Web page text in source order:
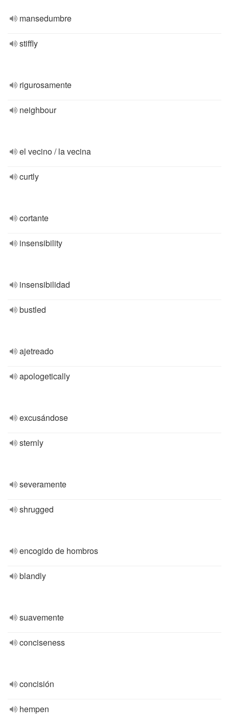
mansedumbre
stiffly
rigurosamente
neighbour
el vecino / la vecina
curtly
cortante
insensibility
insensibilidad
bustled
ajetreado
apologetically
excusándose
sternly
severamente
shrugged
encogido de hombros
blandly
suavemente
conciseness
concisión
hempen